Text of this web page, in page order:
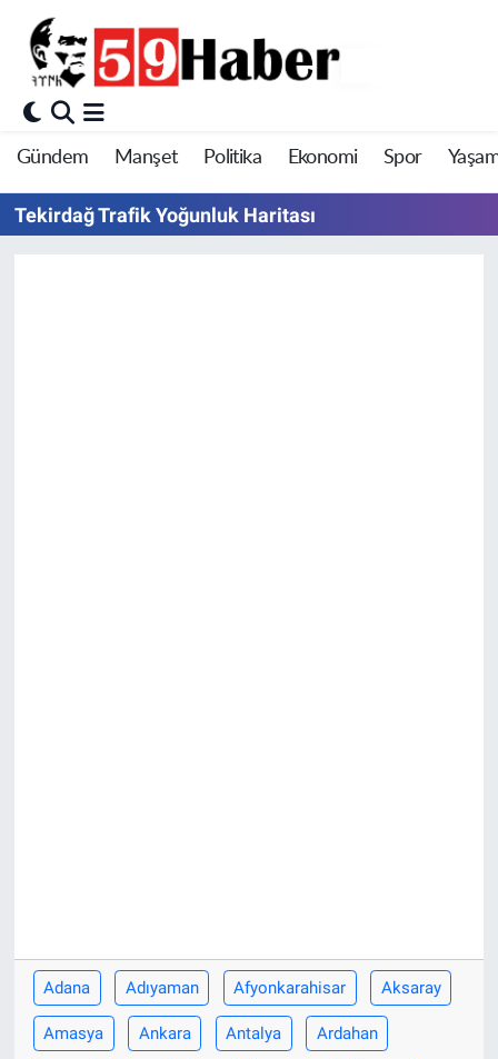
Gündem Manşet Politika Ekonomi Spor
Tekirdağ Trafik Yoğunluk Haritası
Adana Adıyaman Afyonkarahisar Aksaray
Amasya Ankara Antalya Ardahan